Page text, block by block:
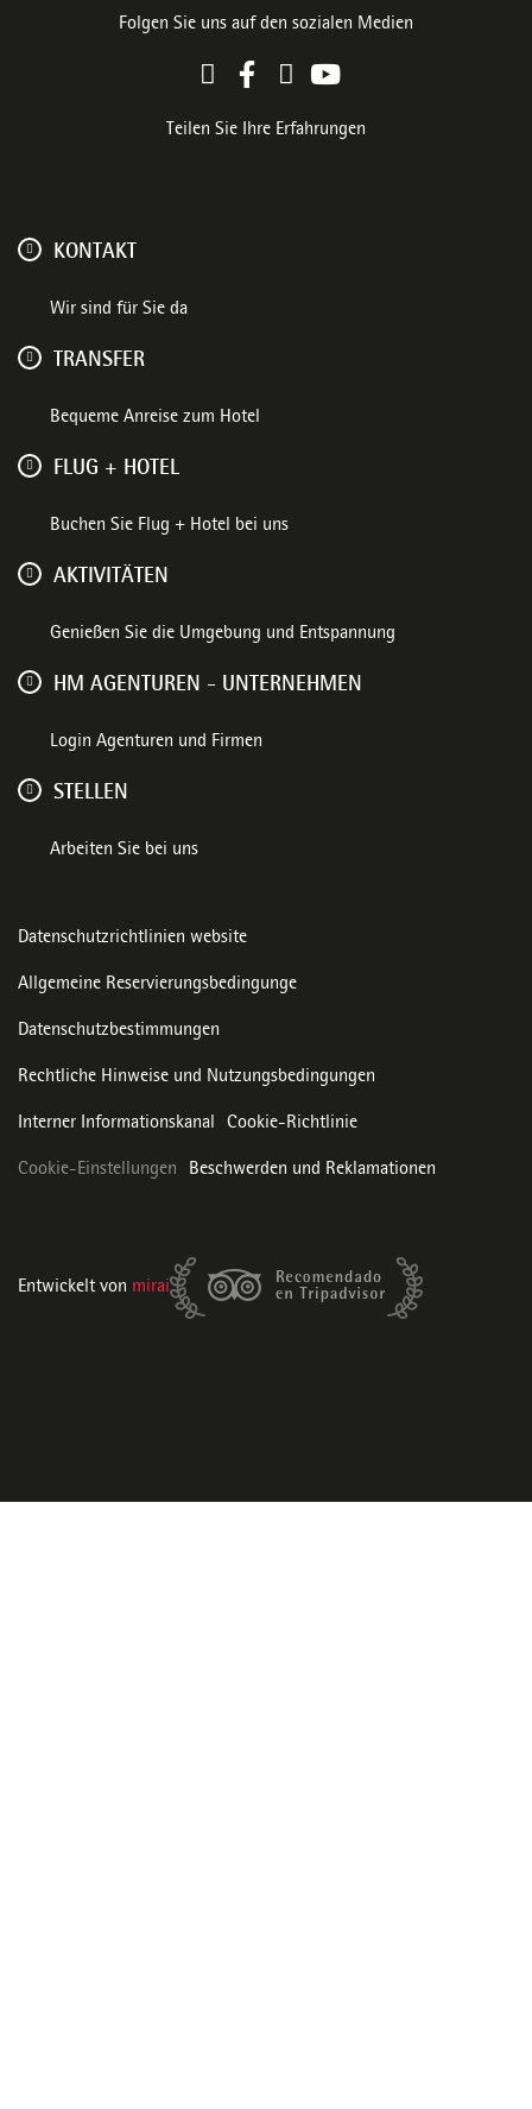
Folgen Sie uns auf den sozialen Medien
Teilen Sie Ihre Erfahrungen
KONTAKT
Wir sind für Sie da
TRANSFER
Bequeme Anreise zum Hotel
FLUG + HOTEL
Buchen Sie Flug + Hotel bei uns
AKTIVITÄTEN
Genießen Sie die Umgebung und Entspannung
HM AGENTUREN - UNTERNEHMEN
Login Agenturen und Firmen
STELLEN
Arbeiten Sie bei uns
Datenschutzrichtlinien website
Allgemeine Reservierungsbedingunge
Datenschutzbestimmungen
Rechtliche Hinweise und Nutzungsbedingungen
Interner Informationskanal Cookie-Richtlinie
Cookie-Einstellungen Beschwerden und Reklamationen
Entwickelt von mirai